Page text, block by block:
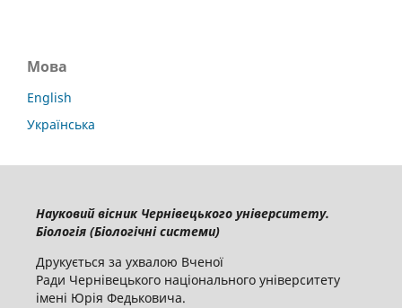
Мова
English
Українська
Науковий вісник Чернівецького університету.
Біологія (Біологічні системи)
Друкується за ухвалою Вченої
Ради Чернівецького національного університету
імені Юрія Федьковича.